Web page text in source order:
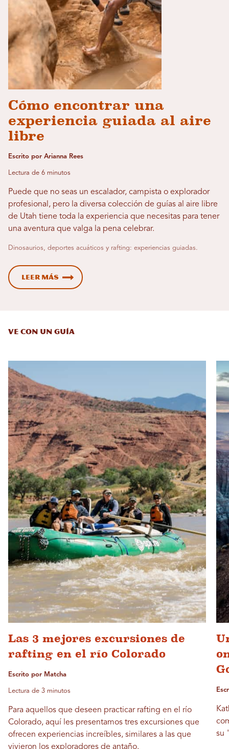
Cómo encontrar una
experiencia guiada al aire
libre
Escrito por Arianna Rees
Lectura de 6 minutos
Puede que no seas un escalador, campista o explorador
profesional, pero la diversa colección de guías al aire libre
de Utah tiene toda la experiencia que necesitas para tener
una aventura que valga la pena celebrar.
Dinosaurios, deportes acuáticos y rafting: experiencias guiadas.
Leer más
VE CON UN GUÍA
Las 3 mejores excursiones de
rafting en el río Colorado
Escrito por Matcha
Lectura de 3 minutos
Para aquellos que deseen practicar rafting en el río
Colorado, aquí les presentamos tres excursiones que
ofrecen experiencias increíbles, similares a las que
vivieron los exploradores de antaño.
su